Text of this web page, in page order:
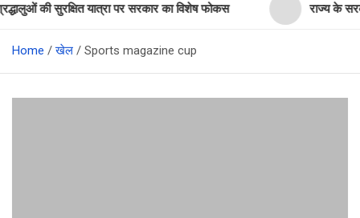
की सुरक्षित यात्रा पर सरकार का विशेष फोकस राज्य के सरकारी
Home खेल Sports magazine cup